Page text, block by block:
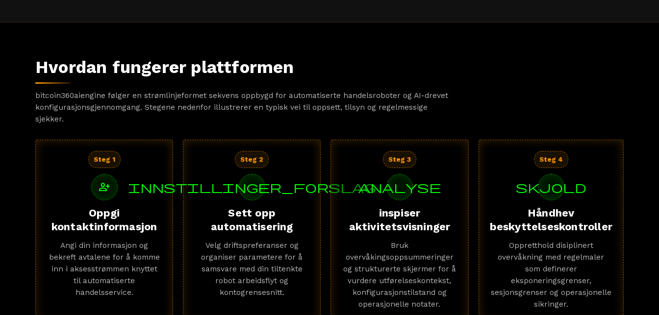
Hvordan fungerer plattformen
bitcoin360aiengine følger en strømlinjeformet sekvens oppbygd for automatiserte handelsroboter og AI-drevet
konfigurasjonsgjennomgang. Stegene nedenfor illustrerer en typisk vei til oppsett, tilsyn og regelmessige
sjekker.
Steg 1
person_add
Oppgi
kontaktinformasjon
Angi din informasjon og
bekreft avtalene for å komme
inn i aksesstrømmen knyttet
til automatiserte
handelsservice.
Steg 2
innstillinger_forslag
Sett opp
automatisering
Velg driftspreferanser og
organiser parametere for å
samsvare med din tiltenkte
robot arbeidsflyt og
kontogrensesnitt.
Steg 3
analyse
inspiser
aktivitetsvisninger
Bruk
overvåkingsoppsummeringer
og strukturerte skjermer for å
vurdere utførelseskontekst,
konfigurasjonstilstand og
operasjonelle notater.
Steg 4
skjold
Håndhev
beskyttelseskontroller
Oppretthold disiplinert
overvåkning med regelmaler
som definerer
eksponeringsgrenser,
sesjonsgrenser og operasjonelle
sikringer.